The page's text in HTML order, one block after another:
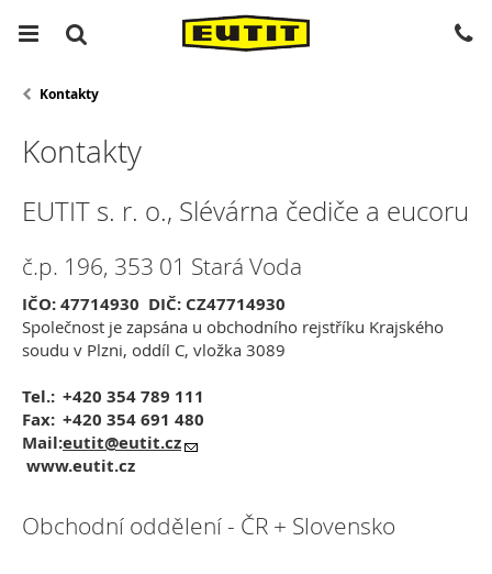
Kontakty
Kontakty
EUTIT s. r. o., Slévárna čediče a eucoru
č.p. 196, 353 01 Stará Voda
IČO: 47714930 DIČ: CZ47714930
Společnost je zapsána u obchodního rejstříku Krajského
soudu v Plzni, oddíl C, vložka 3089
Tel.:
Fax:
Mail:
+420 354 789 111
+420 354 691 480
eutit@eutit.cz
www.eutit.cz
Obchodní oddělení - ČR + Slovensko